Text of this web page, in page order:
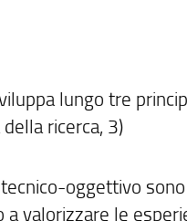
lungo tre
ricerca, 3)
oggettivo
valorizzare le